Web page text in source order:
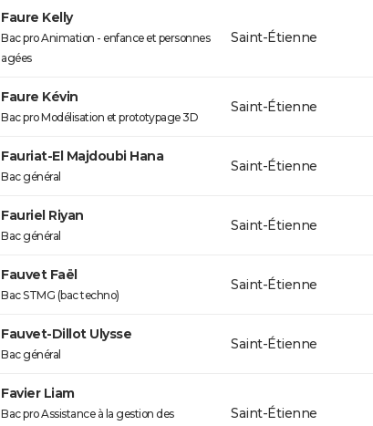
Faure Kelly
Bac pro Animation - enfance et personnes
agées
Saint-Étienne
Faure Kévin
Bac pro Modélisation et prototypage 3D
Saint-Étienne
Fauriat-El Majdoubi Hana
Bac général
Saint-Étienne
Fauriel Riyan
Bac général
Saint-Étienne
Fauvet Faël
Bac STMG (bac techno)
Saint-Étienne
Fauvet-Dillot Ulysse
Bac général
Saint-Étienne
Favier Liam
Bac pro Assistance à la gestion des
Saint-Étienne